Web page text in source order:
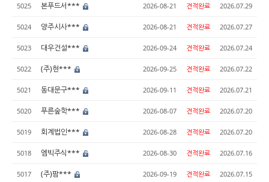
5025 본푸드서*** 2026-08-21 견적완료 2026.07.29
5024 양주시사*** 2026-08-21 견적완료 2026.07.27
5023 대우건설*** 2026-09-24 견적완료 2026.07.24
5022 (주)현*** 2026-09-25 견적완료 2026.07.22
5021 동대문구*** 2026-09-11 견적완료 2026.07.21
5020 푸른숲학*** 2026-08-07 견적완료 2026.07.20
5019 회계법인*** 2026-08-28 견적완료 2026.07.20
5018 엠빅주식*** 2026-08-30 견적완료 2026.07.16
5017 (주)팜*** 2026-09-19 견적완료 2026.07.15